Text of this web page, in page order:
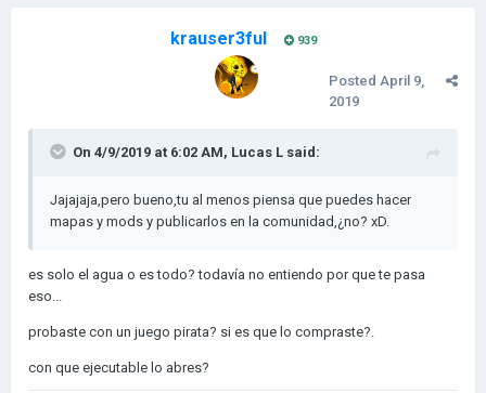
krauser3ful 939
Posted April 9,
2019
On 4/9/2019 at 6:02 AM, Lucas L said:
Jajajaja,pero bueno,tu al menos piensa que puedes hacer
mapas y mods y publicarlos en la comunidad,¿no? xD.
es solo el agua o es todo? todavía no entiendo por que te pasa
eso...
probaste con un juego pirata? si es que lo compraste?.
con que ejecutable lo abres?